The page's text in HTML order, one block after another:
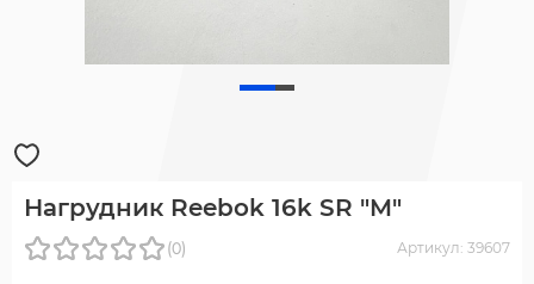
Нагрудник Reebok 16k SR "M"
(0) Артикул: 39607